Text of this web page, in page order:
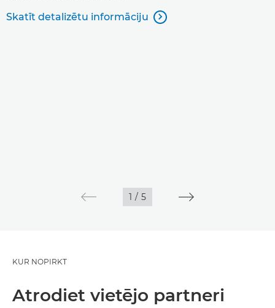
Skatīt detalizētu informāciju 
1 / 5
KUR NOPIRKT
Atrodiet vietējo partneri